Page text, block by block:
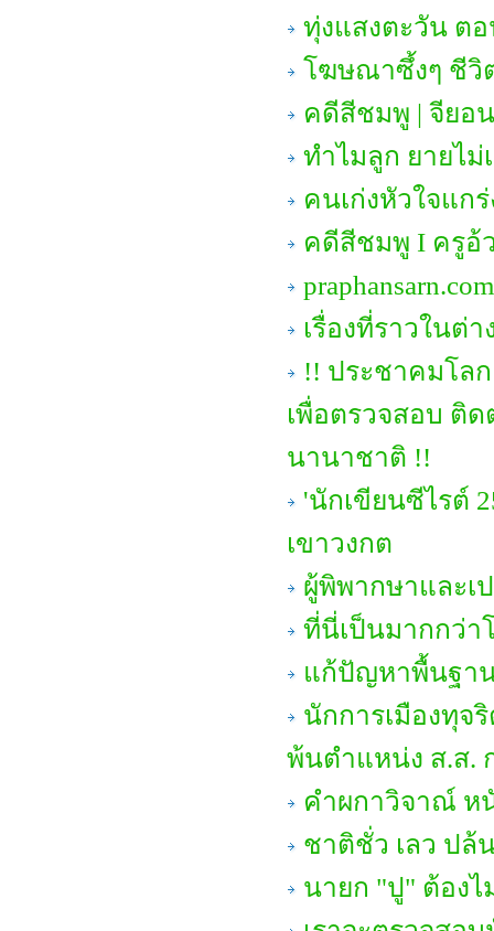
ทุ่งแสงตะวัน ต
โฆษณาซึ้งๆ ชีวิ
คดีสีชมพู | จียอ
ทำไมลูก ยายไม่
คนเก่งหัวใจแก
คดีสีชมพู I ครูอ้
เรื่องที่ราวในต่
!! ประชาคมโล
เพื่อตรวจสอบ ติ
นานาชาติ !!
'นักเขียนซีไรต์
เขาวงกต
ผู้พิพากษาและเ
ที่นี่เป็นมากกว่า
แก้ปัญหาพื้นฐา
นักการเมืองทุจ
พ้นตำแหน่ง ส.ส.
คำผกาวิจาณ์ ห
ชาติชั่ว เลว ปล้
นายก "ปู" ต้องไ